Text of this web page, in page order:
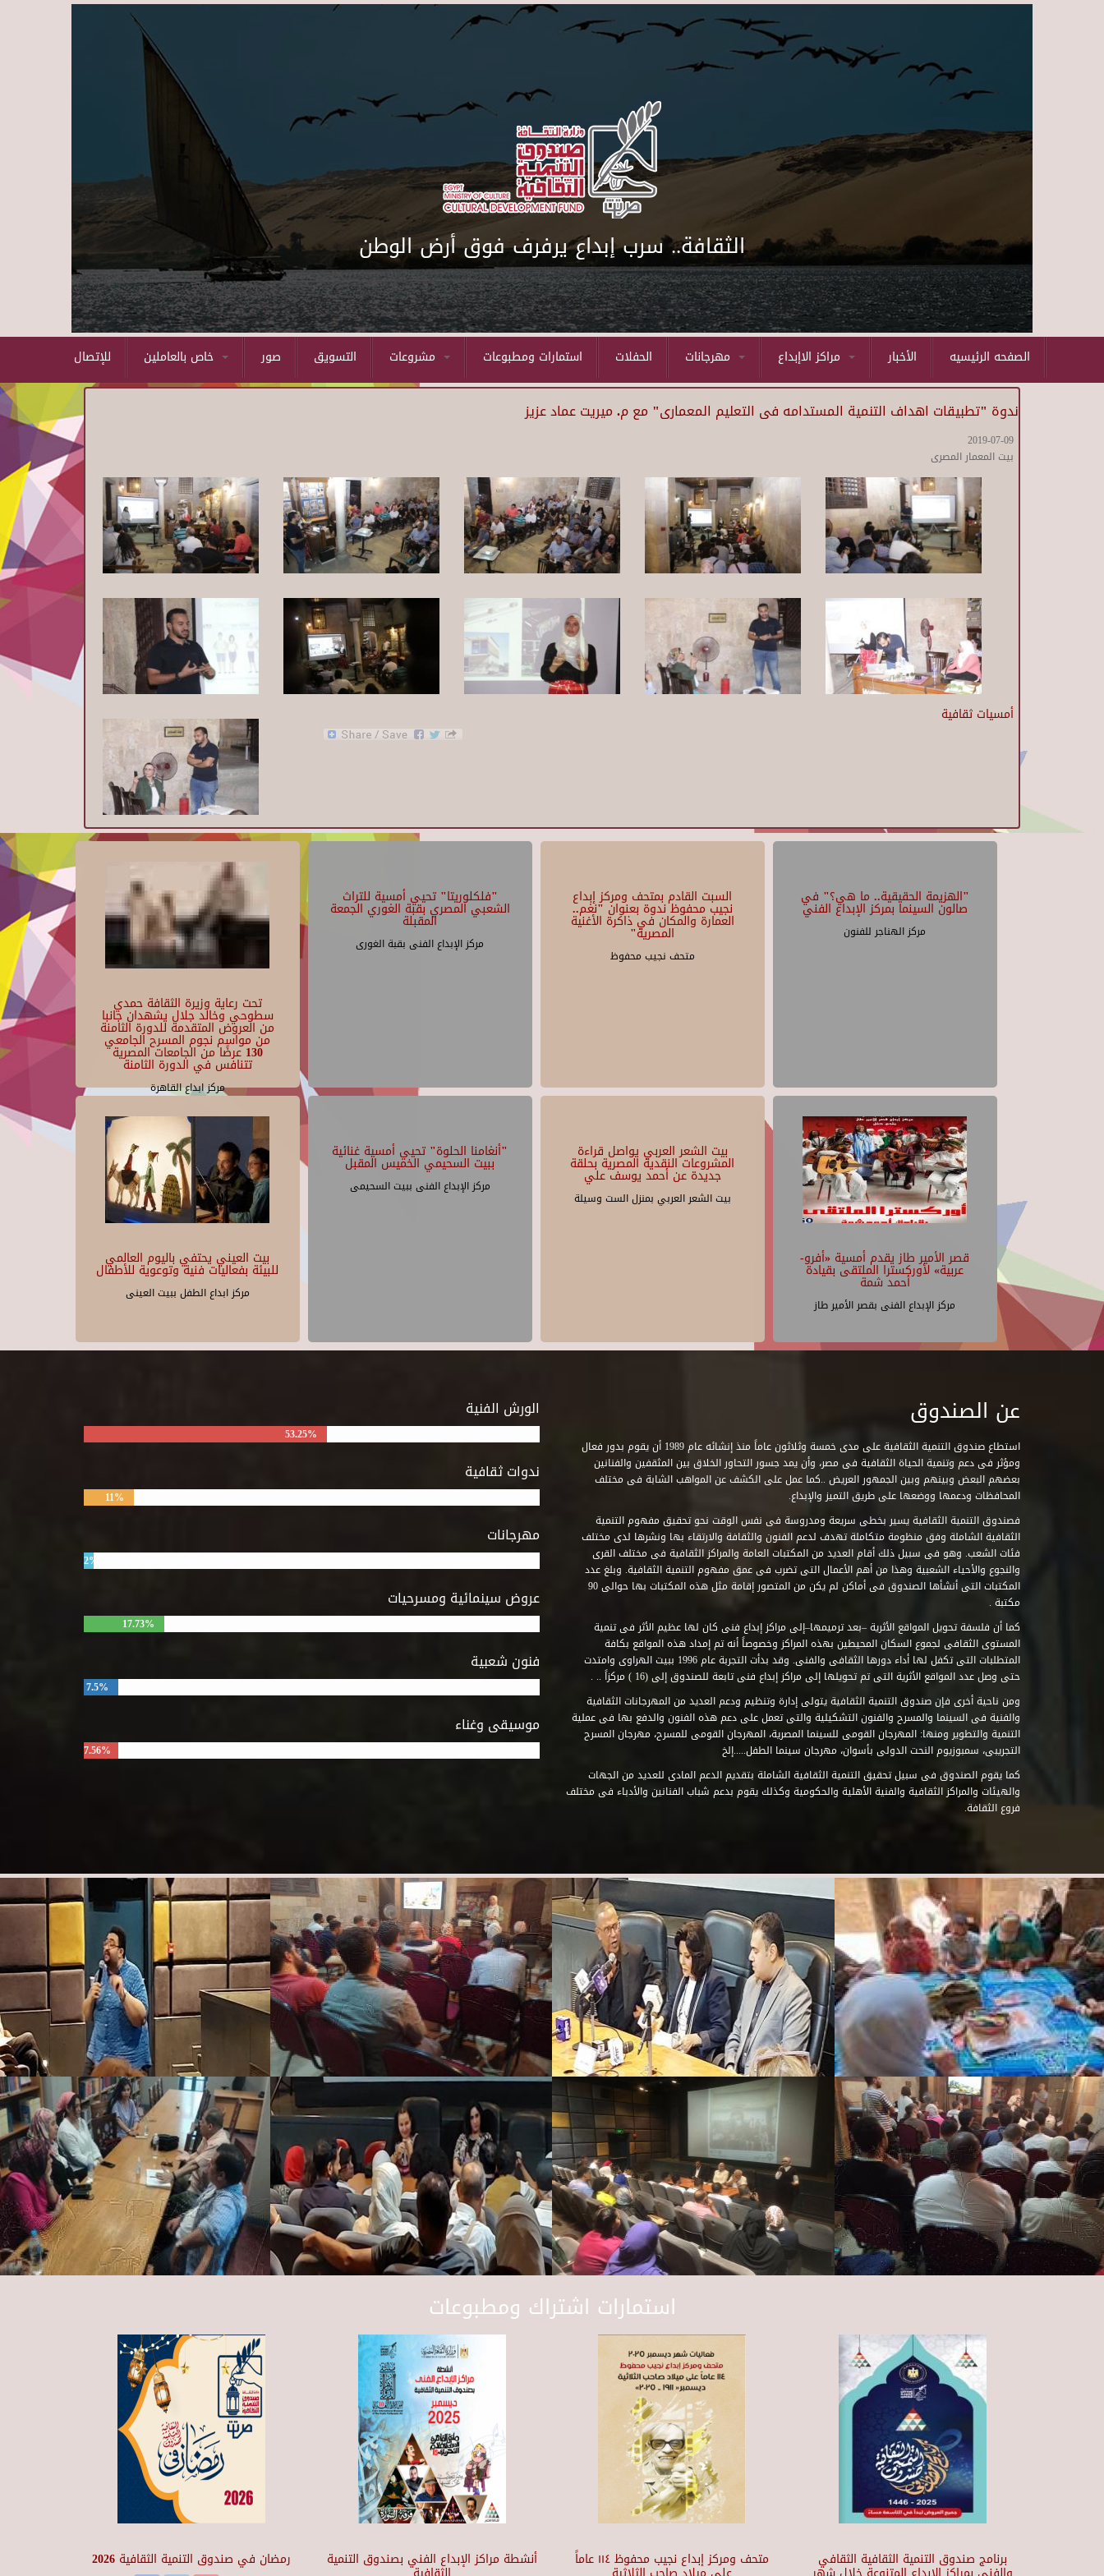
Skip to main content
الثقافة.. سرب إبداع يرفرف فوق أرض الوطن
للإتصال صور التسويق استمارات ومطبوعات الحفلات الأخبار الصفحه الرئيسيه
ندوة "تطبيقات اهداف التنمية المستدامه فى التعليم المعمارى" مع م. ميريت عماد عزيز
2019-07-09
بيت المعمار المصرى
أمسيات ثقافية
تحت رعاية وزيرة الثقافة حمدي
سطوحي وخالد جلال يشهدان جانبا
من العروض المتقدمة للدورة الثامنة
من مواسم نجوم المسرح الجامعي
130 عرضًا من الجامعات المصرية
تتنافس في الدورة الثامنة
مركز ابداع القاهرة
"فلكلوريتا" تحيي أمسية للتراث
الشعبي المصري بقبة الغوري الجمعة
المقبلة
مركز الإبداع الفنى بقبة الغورى
السبت القادم بمتحف ومركز إبداع
نجيب محفوظ ندوة بعنوان "نغم..
العمارة والمكان في ذاكرة الأغنية
المصرية"
متحف نجيب محفوظ
"الهزيمة الحقيقية.. ما هي؟" في
صالون السينما بمركز الإبداع الفني
مركز الهناجر للفنون
بيت العيني يحتفي باليوم العالمي
للبيئة بفعاليات فنية وتوعوية للأطفال
مركز ابداع الطفل ببيت العينى
"أنغامنا الحلوة" تحيي أمسية غنائية
ببيت السحيمي الخميس المقبل
مركز الإبداع الفنى ببيت السحيمى
بيت الشعر العربي يواصل قراءة
المشروعات النقدية المصرية بحلقة
جديدة عن أحمد يوسف علي
بيت الشعر العربي بمنزل الست وسيلة
قصر الأمير طاز يقدم أمسية «أفرو-
عربية» لأوركسترا الملتقى بقيادة
أحمد شمة
مركز الإبداع الفنى بقصر الأمير طاز
الورش الفنية
53.25%
ندوات ثقافية
11%
مهرجانات
2%
عروض سينمائية ومسرحيات
17.73%
فنون شعبية
7.5%
موسيقى وغناء
7.56%
عن الصندوق
استطاع صندوق التنمية الثقافية على مدى خمسة وثلاثون عاماً منذ إنشائه عام 1989 أن يقوم بدور فعال
ومؤثر فى دعم وتنمية الحياة الثقافية فى مصر، وأن يمد جسور التحاور الخلاق بين المثقفين والفنانين
بعضهم البعض وبينهم وبين الجمهور العريض ..كما عمل على الكشف عن المواهب الشابة فى مختلف
المحافظات ودعمها ووضعها على طريق التميز والإبداع.
فصندوق التنمية الثقافية يسير بخطى سريعة ومدروسة فى نفس الوقت نحو تحقيق مفهوم التنمية
الثقافية الشاملة وفق منظومة متكاملة تهدف لدعم الفنون والثقافة والارتقاء بها ونشرها لدى مختلف
فئات الشعب. وهو فى سبيل ذلك أقام العديد من المكتبات العامة والمراكز الثقافية فى مختلف القرى
والنجوع والأحياء الشعبية وهذا من أهم الأعمال التى تضرب فى عمق مفهوم التنمية الثقافية. وبلغ عدد
المكتبات التى أنشأها الصندوق فى أماكن لم يكن من المتصور إقامة مثل هذه المكتبات بها حوالى 90
مكتبة .
كما أن فلسفة تحويل المواقع الأثرية –بعد ترميمها–إلى مراكز إبداع فنى كان لها عظيم الأثر فى تنمية
المستوى الثقافى لجموع السكان المحيطين بهذه المراكز وخصوصاً أنه تم إمداد هذه المواقع بكافة
المتطلبات التى تكفل لها أداء دورها الثقافى والفنى. وقد بدأت التجربة عام 1996 ببيت الهراوى وامتدت
حتى وصل عدد المواقع الأثرية التى تم تحويلها إلى مراكز إبداع فنى تابعة للصندوق إلى (16 ) مركزاً .. .
ومن ناحية أخرى فإن صندوق التنمية الثقافية يتولى إدارة وتنظيم ودعم العديد من المهرجانات الثقافية
والفنية فى السينما والمسرح والفنون التشكيلية والتى تعمل على دعم هذه الفنون والدفع بها فى عملية
التنمية والتطوير ومنها: المهرجان القومى للسينما المصرية، المهرجان القومى للمسرح، مهرجان المسرح
التجريبى، سمبوزيوم النحت الدولى بأسوان، مهرجان سينما الطفل.....إلخ
كما يقوم الصندوق فى سبيل تحقيق التنمية الثقافية الشاملة بتقديم الدعم المادى للعديد من الجهات
والهيئات والمراكز الثقافية والفنية الأهلية والحكومية وكذلك يقوم بدعم شباب الفنانين والأدباء فى مختلف
فروع الثقافة.
استمارات اشتراك ومطبوعات
رمضان في صندوق التنمية الثقافية 2026
أنشطة مراكز الإبداع الفني بصندوق التنمية متحف ومركز إبداع نجيب محفوظ ١١٤ عاماً برنامج صندوق التنمية الثقافية الثقافي